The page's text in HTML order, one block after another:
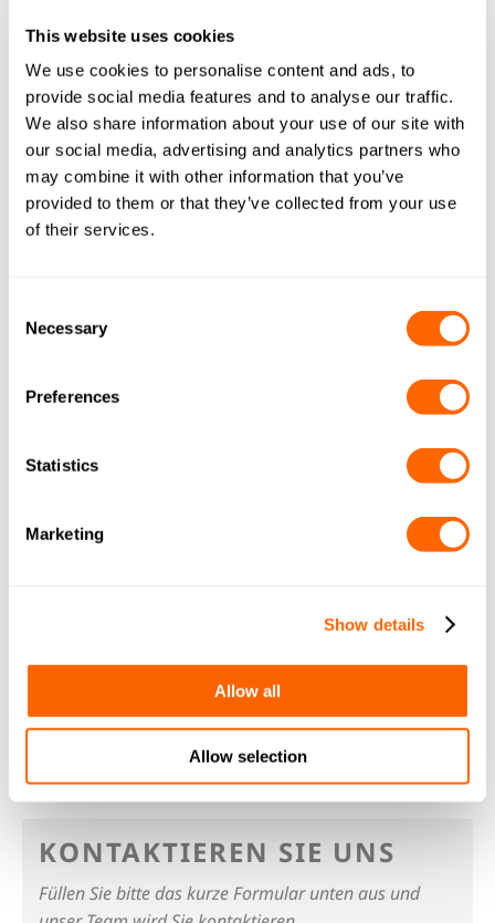
This website uses cookies
We use cookies to personalise content and ads, to
provide social media features and to analyse our traffic.
We also share information about your use of our site with
our social media, advertising and analytics partners who
may combine it with other information that you’ve
provided to them or that they’ve collected from your use
of their services.
Selection
Necessary
Preferences
Statistics
Marketing
Show details
Allow all
Allow selection
Actitex
Ein neuartiges, hoch leistungsfähiges,
mikroporöses Vliesmaterial, das für schnelle Diffusions-
und Adsorptionskinetik bei einer Vielzahl an Gas- und
Wasserbehandlungsanwendungen sorgt.
Die Produkte der AquaSorb™-Serie können
um in Verfahrenskombinationen optimale
Ergebnisse zu erzielen.
KONTAKTIEREN SIE UNS
Füllen Sie bitte das kurze Formular unten aus und